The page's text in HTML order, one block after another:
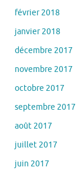
février 2018
janvier 2018
décembre 2017
novembre 2017
octobre 2017
septembre 2017
août 2017
juillet 2017
juin 2017